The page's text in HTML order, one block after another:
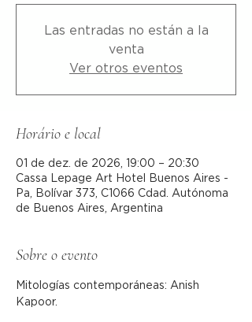
Las entradas no están a la
venta
Ver otros eventos
Horário e local
01 de dez. de 2026, 19:00 – 20:30
Cassa Lepage Art Hotel Buenos Aires -
Pa, Bolívar 373, C1066 Cdad. Autónoma
de Buenos Aires, Argentina
Sobre o evento
Mitologías contemporáneas: Anish
Kapoor.